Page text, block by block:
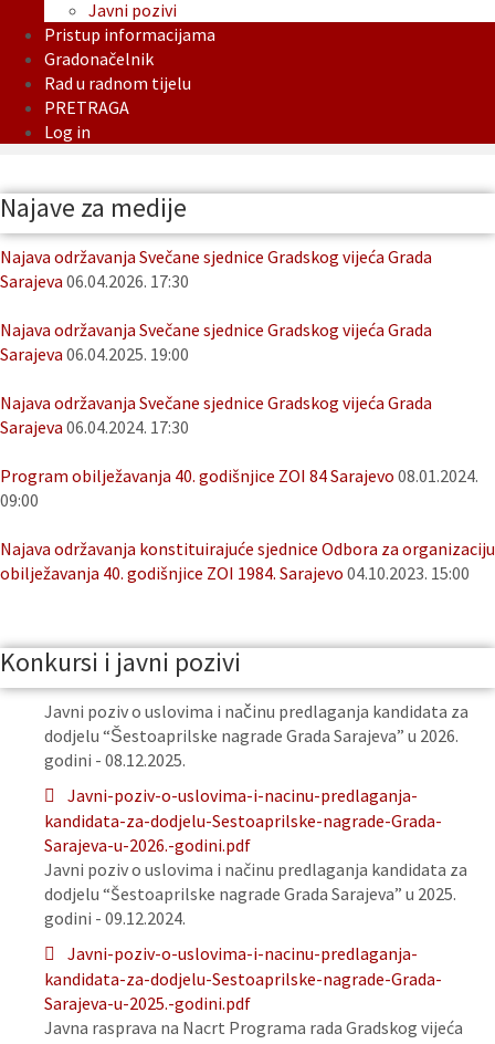
Javni pozivi
Pristup informacijama
Gradonačelnik
Rad u radnom tijelu
PRETRAGA
Log in
Najave za medije
Najava održavanja Svečane sjednice Gradskog vijeća Grada
Sarajeva 06.04.2026. 17:30
Najava održavanja Svečane sjednice Gradskog vijeća Grada
Sarajeva 06.04.2025. 19:00
Najava održavanja Svečane sjednice Gradskog vijeća Grada
Sarajeva 06.04.2024. 17:30
Program obilježavanja 40. godišnjice ZOI 84 Sarajevo 08.01.2024.
09:00
Najava održavanja konstituirajuće sjednice Odbora za organizaciju
obilježavanja 40. godišnjice ZOI 1984. Sarajevo 04.10.2023. 15:00
Konkursi i javni pozivi
Javni poziv o uslovima i načinu predlaganja kandidata za
dodjelu “Šestoaprilske nagrade Grada Sarajeva” u 2026.
godini - 08.12.2025.
Javni-poziv-o-uslovima-i-nacinu-predlaganja-
kandidata-za-dodjelu-Sestoaprilske-nagrade-Grada-
Sarajeva-u-2026.-godini.pdf
Javni poziv o uslovima i načinu predlaganja kandidata za
dodjelu “Šestoaprilske nagrade Grada Sarajeva” u 2025.
godini - 09.12.2024.
Javni-poziv-o-uslovima-i-nacinu-predlaganja-
kandidata-za-dodjelu-Sestoaprilske-nagrade-Grada-
Sarajeva-u-2025.-godini.pdf
Javna rasprava na Nacrt Programa rada Gradskog vijeća